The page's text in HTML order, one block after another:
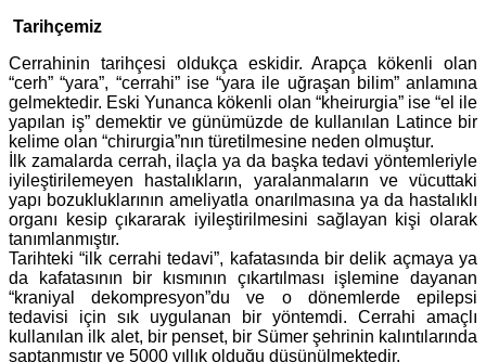
Tarihçemiz
Cerrahinin tarihçesi oldukça eskidir. Arapça kökenli olan
“cerh” “yara”, “cerrahi” ise “yara ile uğraşan bilim” anlamına
gelmektedir. Eski Yunanca kökenli olan “kheirurgia” ise “el ile
yapılan iş” demektir ve günümüzde de kullanılan Latince bir
kelime olan “chirurgia”nın türetilmesine neden olmuştur.
İlk zamalarda cerrah, ilaçla ya da başka tedavi yöntemleriyle
iyileştirilemeyen hastalıkların, yaralanmaların ve vücuttaki
yapı bozukluklarının ameliyatla onarılmasına ya da hastalıklı
organı kesip çıkararak iyileştirilmesini sağlayan kişi olarak
tanımlanmıştır.
Tarihteki “ilk cerrahi tedavi”, kafatasında bir delik açmaya ya
da kafatasının bir kısmının çıkartılması işlemine dayanan
“kraniyal dekompresyon”du ve o dönemlerde epilepsi
tedavisi için sık uygulanan bir yöntemdi. Cerrahi amaçlı
kullanılan ilk alet, bir penset, bir Sümer şehrinin kalıntılarında
saptanmıştır ve 5000 yıllık olduğu düşünülmektedir.